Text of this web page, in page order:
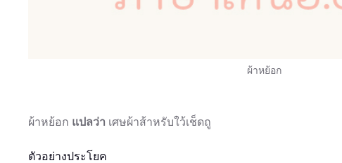
ผ้าหย้อก
ผ้าหย้อก แปลว่า เศษผ้าส้าหรับใว้เช็ดถู
ตัวอย่างประโยค